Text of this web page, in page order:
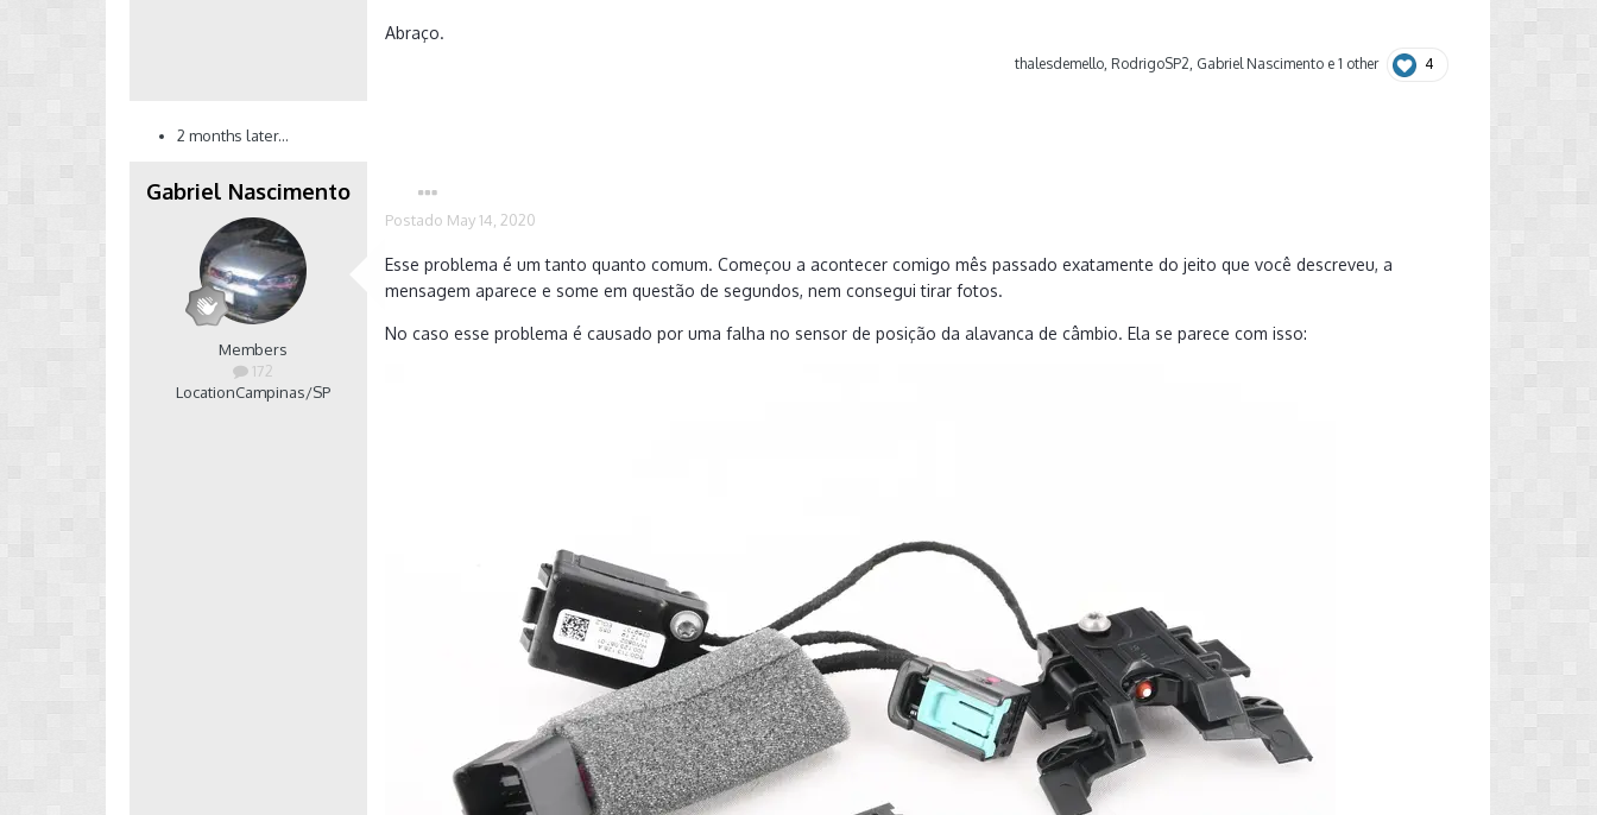
Abraço.
thalesdemello, RodrigoSP2, Gabriel Nascimento e1 other 4
2 months later...
Gabriel Nascimento
Members
172
LocationCampinas/SP
Postado May 14, 2020
Esse problema é um tanto quanto comum. Começou a acontecer comigo mês passado exatamente do jeito que você descreveu, a
mensagem aparece e some em questão de segundos, nem consegui tirar fotos.
No caso esse problema é causado por uma falha no sensor de posição da alavanca de câmbio. Ela se parece com isso: